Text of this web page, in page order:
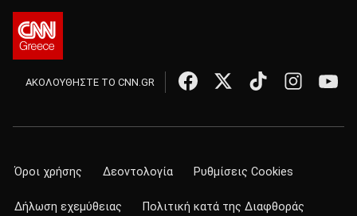
ΑΚΟΛΟΥΘΗΣΤΕ ΤΟ CNN.GR
Όροι χρήσης Δεοντολογία Ρυθμίσεις Cookies
Δήλωση εχεμύθειας Πολιτική κατά της Διαφθοράς